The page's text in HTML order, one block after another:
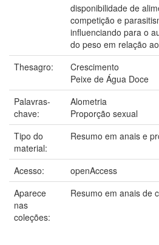
disponibilidade de
competição e
influenciando para o
do peso em relação
Thesagro:
Crescimento
Peixe de Água Doce
Palavras-
chave:
Alometria
Proporção sexual
Tipo do
material:
Resumo em anais e
Acesso:
openAccess
Aparece
nas
coleções:
Resumo em anais de